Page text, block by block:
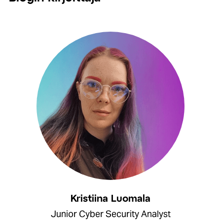
Kristiina Luomala
Junior Cyber Security Analyst